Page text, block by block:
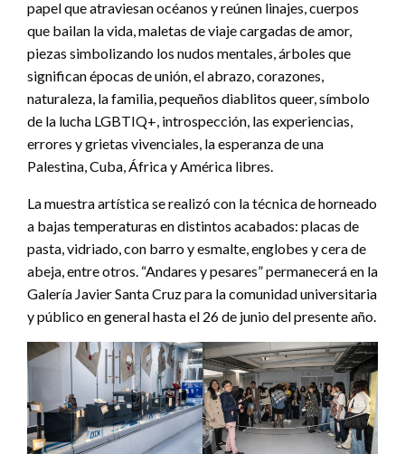
papel que atraviesan océanos y reúnen linajes, cuerpos
que bailan la vida, maletas de viaje cargadas de amor,
piezas simbolizando los nudos mentales, árboles que
significan épocas de unión, el abrazo, corazones,
naturaleza, la familia, pequeños diablitos queer, símbolo
de la lucha LGBTIQ+, introspección, las experiencias,
errores y grietas vivenciales, la esperanza de una
Palestina, Cuba, África y América libres.
La muestra artística se realizó con la técnica de horneado
a bajas temperaturas en distintos acabados: placas de
pasta, vidriado, con barro y esmalte, englobes y cera de
abeja, entre otros. “Andares y pesares” permanecerá en la
Galería Javier Santa Cruz para la comunidad universitaria
y público en general hasta el 26 de junio del presente año.